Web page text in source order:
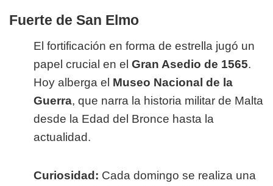
Fuerte de San Elmo
El fortificación en forma de estrella jugó un
papel crucial en el Gran Asedio de 1565.
Hoy alberga el Museo Nacional de la
Guerra, que narra la historia militar de Malta
desde la Edad del Bronce hasta la
actualidad.
Curiosidad: Cada domingo se realiza una